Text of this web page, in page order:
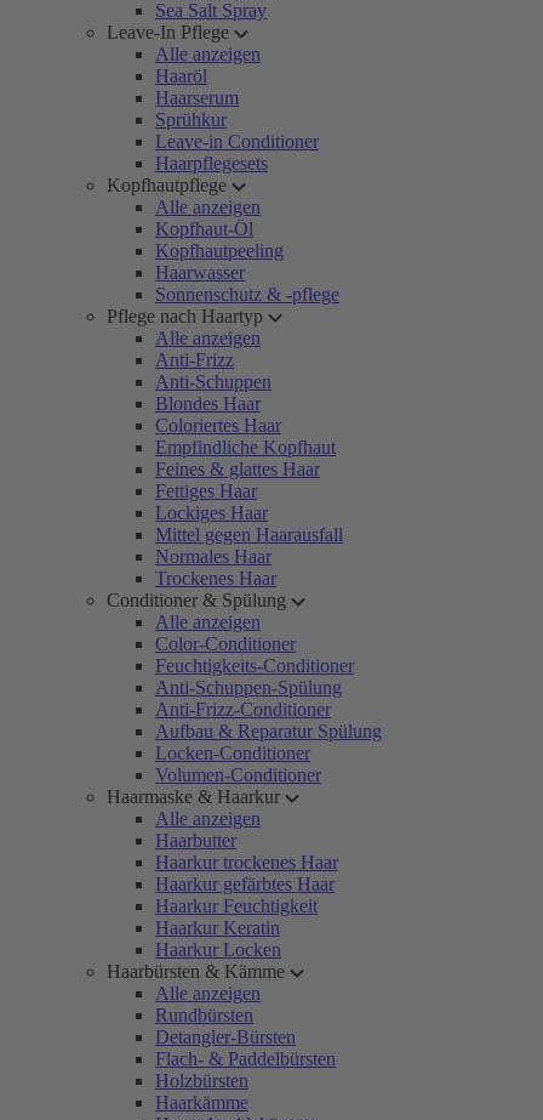
Sea Salt Spray
Leave-In Pflege
Alle anzeigen
Haaröl
Haarserum
Sprühkur
Leave-in Conditioner
Haarpflegesets
Kopfhautpflege
Alle anzeigen
Kopfhaut-Öl
Kopfhautpeeling
Haarwasser
Sonnenschutz & -pflege
Pflege nach Haartyp
Alle anzeigen
Anti-Frizz
Anti-Schuppen
Blondes Haar
Coloriertes Haar
Empfindliche Kopfhaut
Feines & glattes Haar
Fettiges Haar
Lockiges Haar
Mittel gegen Haarausfall
Normales Haar
Trockenes Haar
Conditioner & Spülung
Alle anzeigen
Color-Conditioner
Feuchtigkeits-Conditioner
Anti-Schuppen-Spülung
Anti-Frizz-Conditioner
Aufbau & Reparatur Spülung
Locken-Conditioner
Volumen-Conditioner
Haarmaske & Haarkur
Alle anzeigen
Haarbutter
Haarkur trockenes Haar
Haarkur gefärbtes Haar
Haarkur Feuchtigkeit
Haarkur Keratin
Haarkur Locken
Haarbürsten & Kämme
Alle anzeigen
Rundbürsten
Detangler-Bürsten
Flach- & Paddelbürsten
Holzbürsten
Haarkämme